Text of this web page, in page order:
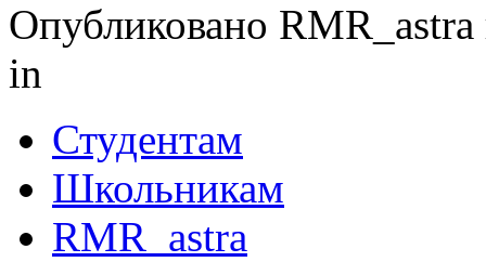
Опубликовано
in
Студентам
Школьникам
RMR_astra